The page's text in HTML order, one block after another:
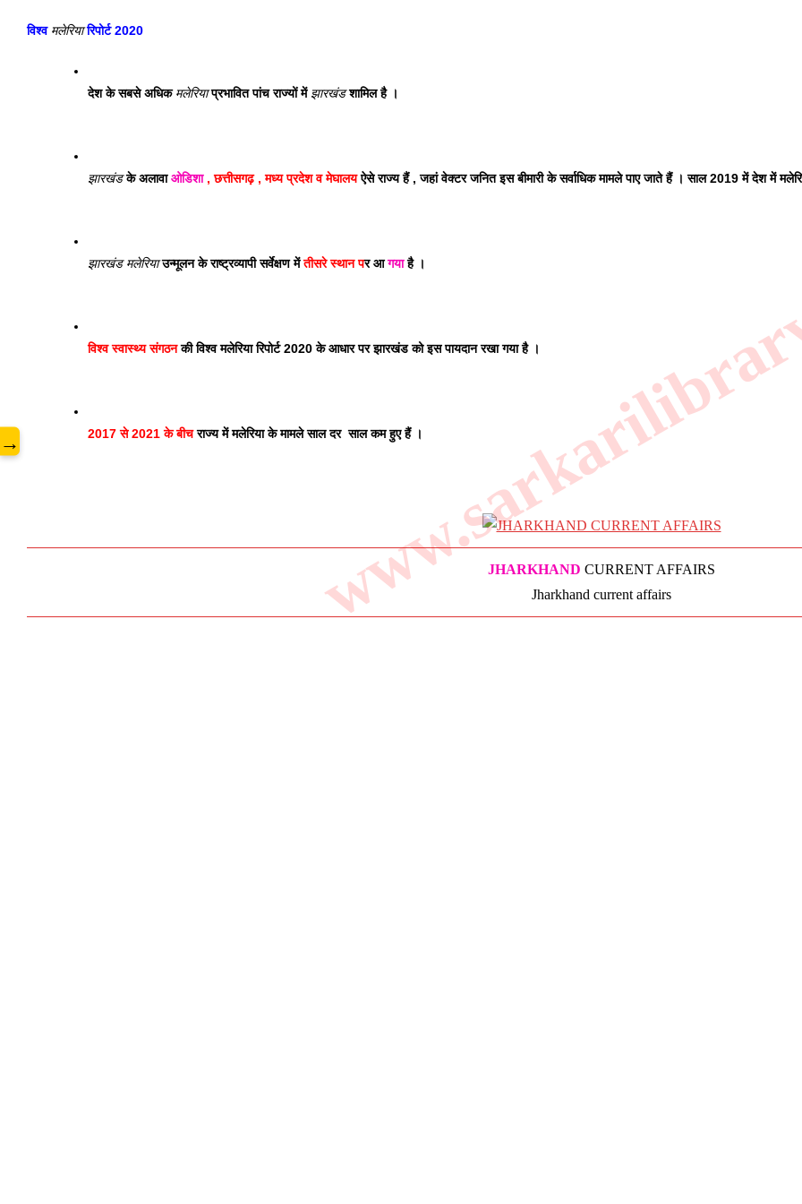
विश्व मलेरिया रिपोर्ट 2020
देश के सबसे अधिक मलेरिया प्रभावित पांच राज्यों में झारखंड शामिल है ।
झारखंड के अलावा ओडिशा , छत्तीसगढ़ , मध्य प्रदेश व मेघालय ऐसे राज्य हैं , जहां वेक्टर जनित इस बीमारी के सर्वाधिक मामले पाए जाते हैं । साल 2019 में देश में
झारखंड मलेरिया उन्मूलन के राष्ट्रव्यापी सर्वेक्षण में तीसरे स्थान पर आ गया है ।
विश्व स्वास्थ्य संगठन की विश्व मलेरिया रिपोर्ट 2020 के आधार पर झारखंड को इस पायदान रखा गया है ।
2017 से 2021 के बीच राज्य में मलेरिया के मामले साल दर  साल कम हुए हैं ।
JHARKHAND CURRENT AFFAIRS
Jharkhand current affairs
→